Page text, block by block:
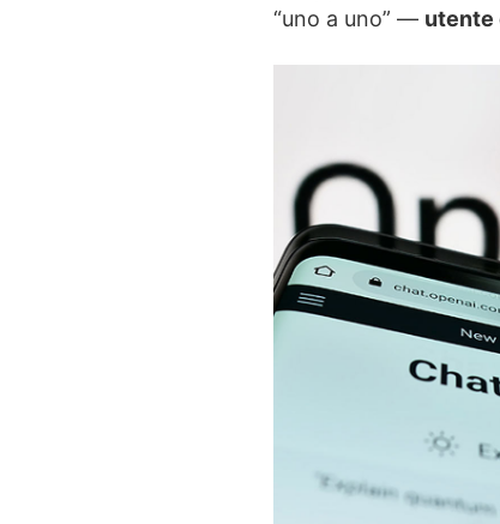
“uno a uno” — utente